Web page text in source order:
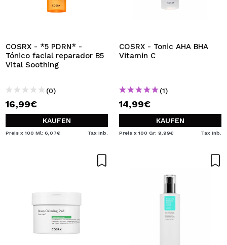
COSRX - *5 PDRN* -
Tónico facial reparador B5
Vital Soothing
(0)
16,99€
KAUFEN
Preis x 100 Ml: 6,07€ Tax Inb.
COSRX - Tonic AHA BHA
Vitamin C
(1)
14,99€
KAUFEN
Preis x 100 Gr: 9,99€ Tax Inb.